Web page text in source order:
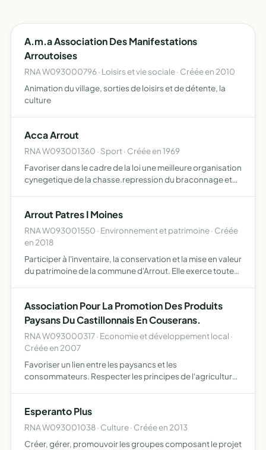
A.m.a Association Des Manifestations
Arroutoises
RNA W093000796 · Loisirs et vie sociale · Créée en 2010
Animation du village, sorties de loisirs et de détente, la
culture
Acca Arrout
RNA W093001360 · Sport · Créée en 1969
Favoriser dans le cadre de la loi une meilleure organisation
cynegetique de la chasse.repression du braconnage et
Arrout Patres I Moines
RNA W093001550 · Environnement et patrimoine · Créée
en 2018
Participer à l'inventaire, la conservation et la mise en valeur
du patrimoine de la commune d'Arrout. Elle exerce toutes
Association Pour La Promotion Des Produits
Paysans Du Castillonnais En Couserans.
RNA W093000317 · Economie et développement local ·
Créée en 2007
Favoriser un lien entre les paysancs et les
consommateurs. Respecter les principes de l'agriculture
l'excellence env…
Esperanto Plus
RNA W093001038 · Culture · Créée en 2013
Créer, gérer, promouvoir les groupes composant le projet